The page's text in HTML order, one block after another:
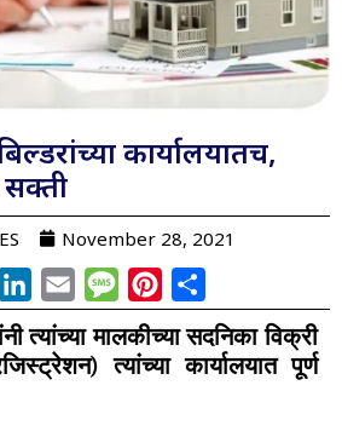
कार्यालयातच,
November 28, 2021
TelegramLinkedIn
Email MessagePinterest
त्यांच्या मालकीच्या सदनिका विक्री
त्यांच्या कार्यालयात पूर्ण